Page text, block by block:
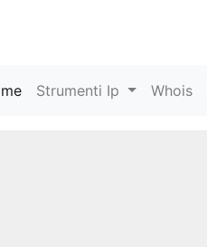
(current)
Strumenti Ip Whois